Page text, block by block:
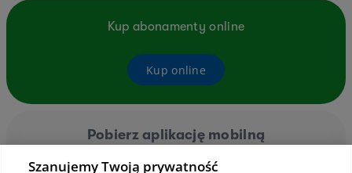
Kup abonamenty online
Kup online
Pobierz aplikację mobilną
Szanujemy Twoją prywatność